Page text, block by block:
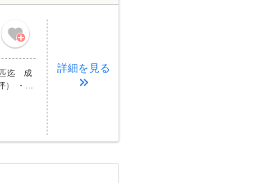
詳細を見る
匹迄 成
） ・室
時点の